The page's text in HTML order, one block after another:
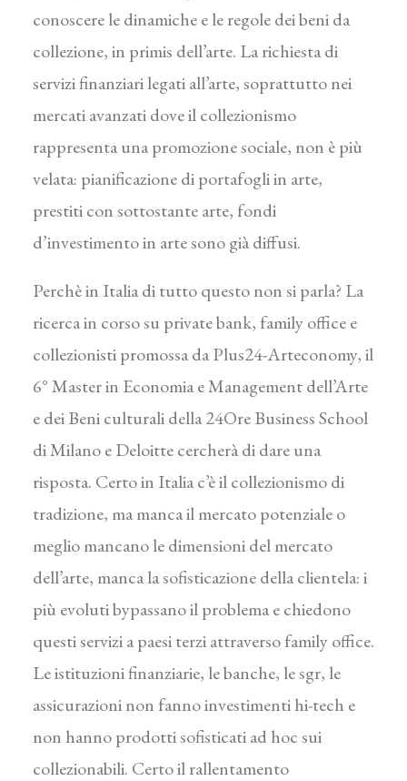
conoscere le dinamiche e le regole dei beni da
collezione, in primis dell’arte. La richiesta di
servizi finanziari legati all’arte, soprattutto nei
mercati avanzati dove il collezionismo
rappresenta una promozione sociale, non è più
velata: pianificazione di portafogli in arte,
prestiti con sottostante arte, fondi
d’investimento in arte sono già diffusi.
Perchè in Italia di tutto questo non si parla? La
ricerca in corso su private bank, family office e
collezionisti promossa da Plus24-Arteconomy, il
6° Master in Economia e Management dell’Arte
e dei Beni culturali della 24Ore Business School
di Milano e Deloitte cercherà di dare una
risposta. Certo in Italia c’è il collezionismo di
tradizione, ma manca il mercato potenziale o
meglio mancano le dimensioni del mercato
dell’arte, manca la sofisticazione della clientela: i
più evoluti bypassano il problema e chiedono
questi servizi a paesi terzi attraverso family office.
Le istituzioni finanziarie, le banche, le sgr, le
assicurazioni non fanno investimenti hi-tech e
non hanno prodotti sofisticati ad hoc sui
collezionabili. Certo il rallentamento